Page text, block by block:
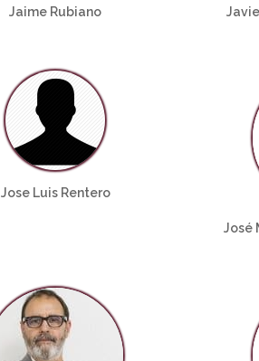
Jaime Rubiano
Jose Luis Rentero
José